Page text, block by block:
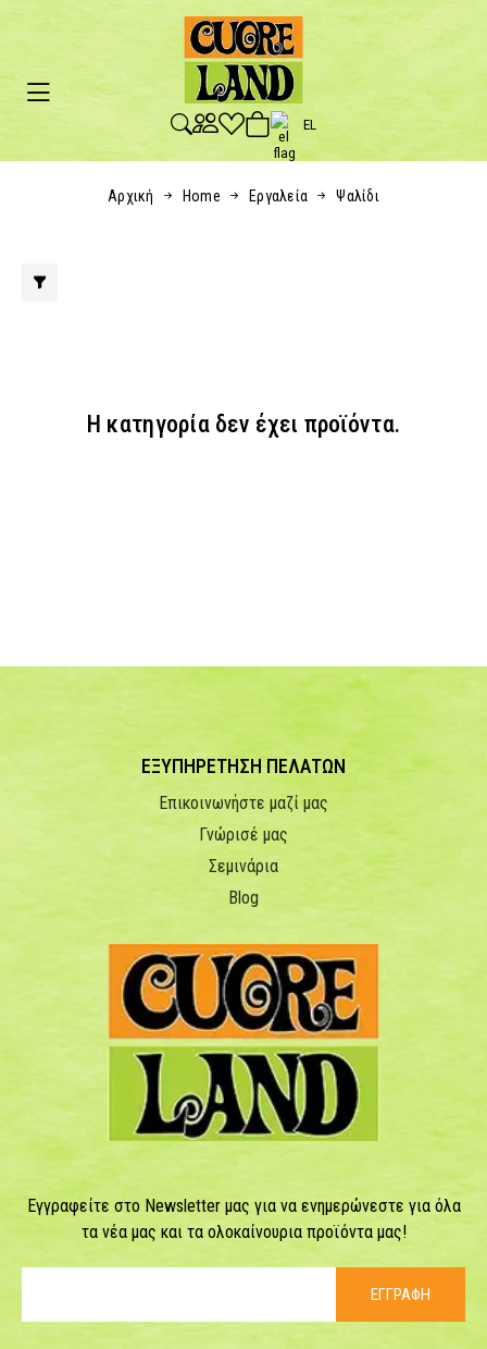
EL
Αρχική Home Εργαλεία Ψαλίδι
Η κατηγορία δεν έχει προϊόντα.
ΕΞΥΠΗΡΕΤΗΣΗ ΠΕΛΑΤΩΝ
Επικοινωνήστε μαζί μας
Γνώρισέ μας
Σεμινάρια
Blog
Εγγραφείτε στο Newsletter μας για να ενημερώνεστε για όλα
τα νέα μας και τα ολοκαίνουρια προϊόντα μας!
ΕΓΓΡΑΦΗ